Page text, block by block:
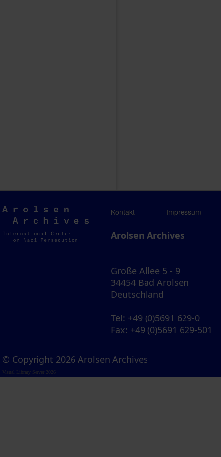
Arolsen
Archives
Kontakt Impressum
Arolsen Archives
Große Allee 5 - 9
34454 Bad Arolsen
Deutschland
Tel: +49 (0)5691 629-0
Fax: +49 (0)5691 629-501
© Copyright 2026 Arolsen Archives
Visual Library Server 2026